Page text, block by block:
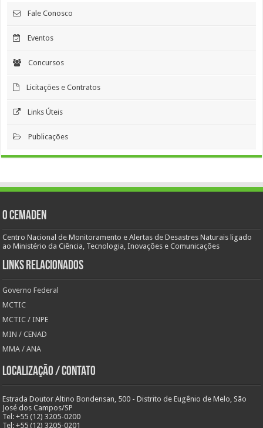
Fale Conosco
Eventos
Concursos
Licitações e Contratos
Links Úteis
Publicações
O Cemaden
Centro Nacional de Monitoramento e Alertas de Desastres Naturais ligado
ao Ministério da Ciência, Tecnologia, Inovações e Comunicações
Links Relacionados
Governo Federal
MCTIC
MCTIC / INPE
MIN / CENAD
MMA / ANA
Localização / Contato
Estrada Doutor Altino Bondensan, 500 - Distrito de Eugênio de Melo, São
José dos Campos/SP
Tel: +55 (12) 3205-0200
Tel: +55 (12) 3205-0201